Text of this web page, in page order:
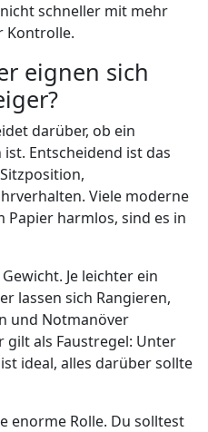
schneller mit mehr
Kontrolle.
eignen sich
darüber, ob ein
Entscheidend ist das
Viele moderne
harmlos, sind es in
Je leichter ein
lassen sich Rangieren,
und Notmanöver
gilt als Faustregel: Unter
ideal, alles darüber sollte
enorme Rolle. Du solltest